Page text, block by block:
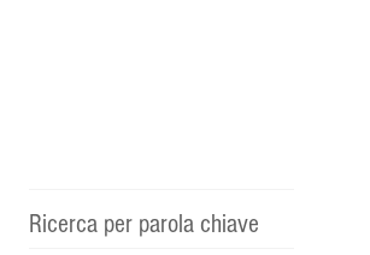
Ricerca per parola chiave